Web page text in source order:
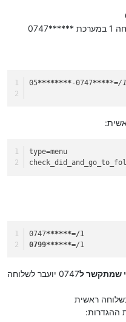
ואת המספר שלי משאיר במערכת בשלוחה 1 במערכת ******0747
05********-0747*****=/1
type=menu
0747******=/1
0799******=/1
0747 יועבר לשלוחה
ראשית